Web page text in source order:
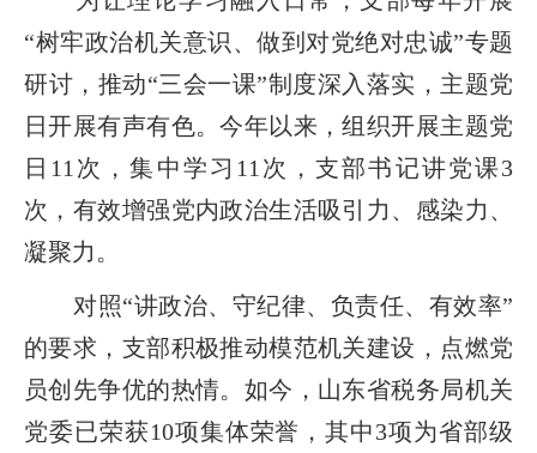
“树牢政治机关意识、做到对党绝对忠诚”专题
研讨，推动“三会一课”制度深入落实，主题党
日开展有声有色。今年以来，组织开展主题党
日11次，集中学习11次，支部书记讲党课3
次，有效增强党内政治生活吸引力、感染力、
凝聚力。
对照“讲政治、守纪律、负责任、有效率”
的要求，支部积极推动模范机关建设，点燃党
员创先争优的热情。如今，山东省税务局机关
党委已荣获10项集体荣誉，其中3项为省部级